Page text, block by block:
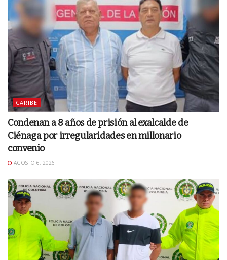
CARIBE
Condenan a 8 años de prisión al exalcalde de
Ciénaga por irregularidades en millonario
convenio
AGOSTO 6, 2026